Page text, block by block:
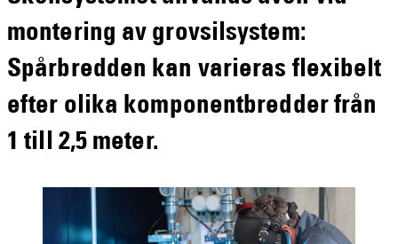
montering av grovsilsystem:
Spårbredden kan varieras flexibelt
efter olika komponentbredder från
1 till 2,5 meter.